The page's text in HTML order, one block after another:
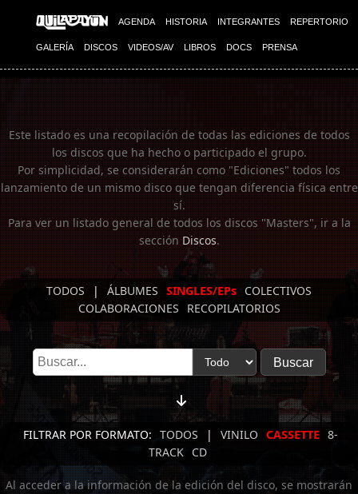
AGENDA HISTORIA INTEGRANTES REPERTORIO
GALERÍA DISCOS VIDEOS/AV LIBROS DOCS PRENSA
Imagen 01
Este listado es una recopilación de todas las ediciones de todos
los discos que ha hecho o participado el grupo.
Por simplicidad, se considerarán como "Ediciones" todos los
lanzamiento de un mismo disco que tengan diferencia física entre
sí.
Para ver un listado general de todos los discos "Masters", ir a la
secciónDiscos.
TODOS | ÁLBUMES SINGLES/EPs COLECTIVOS
COLABORACIONES
RECOPILATORIOS
FILTRAR POR FORMATO: TODOS | VINILO CASSETTE 8-
TRACK CD
Al acceder a la información de la edición del disco, se mostrarán